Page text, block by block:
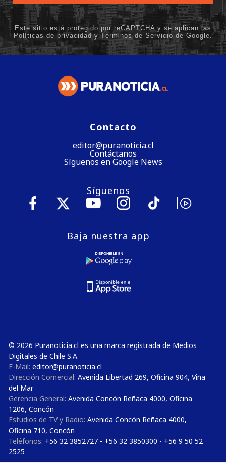
Contacto
editor@puranoticia.cl
Contáctanos
Síguenos en Google News
Síguenos
Baja nuestra app
© 2026 Puranoticia.cl es una marca registrada de Medios
Digitales de Chile S.A.
E-Mail: editor@puranoticia.cl
Dirección Comercial: Avenida Libertad 269, Oficina 904, Viña
del Mar
Gerencia General: Avenida Concón Reñaca 4000, Oficina
1206, Concón
Estudios de TV y Radio: Avenida Concón Reñaca 4000,
Oficina 710, Concón
Teléfonos: +56 32 3852727 - +56 32 3850300 - +56 9 50 52
2525